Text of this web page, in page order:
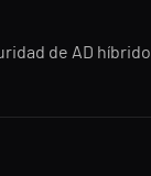
de AD híbrido